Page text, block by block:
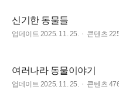
신기한 동물들
업데이트 2025. 11. 25. 콘텐츠
여러나라 동물이야기
업데이트 2025. 11. 25. 콘텐츠